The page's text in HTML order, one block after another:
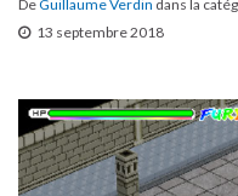
DeGuillaume Verdin dans la
13 septembre 2018